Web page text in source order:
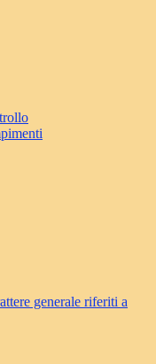
generale riferiti a